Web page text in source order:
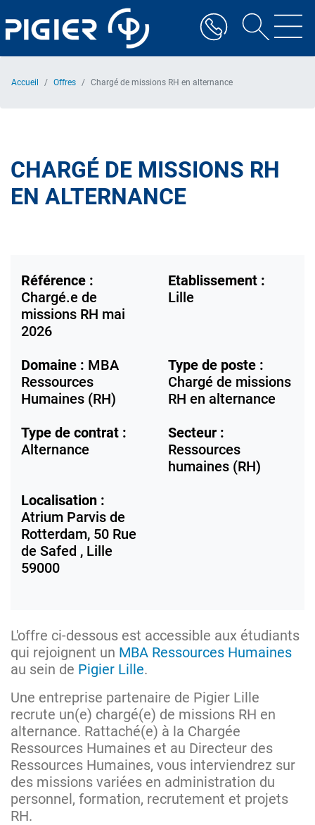
au
contenu
Accueil Offres Chargé de missions RH en alternance
CHARGÉ DE MISSIONS RH
EN ALTERNANCE
Référence :
Chargé.e de
missions RH mai
2026
Etablissement :
Lille
Domaine : MBA
Ressources
Humaines (RH)
Type de poste :
Chargé de missions
RH en alternance
Type de contrat :
Alternance
Secteur :
Ressources
humaines (RH)
Localisation :
Atrium Parvis de
Rotterdam, 50 Rue
de Safed , Lille
59000
L'offre ci-dessous est accessible aux étudiants
qui rejoignent un MBA Ressources Humaines
au sein de Pigier Lille.
Une entreprise partenaire de Pigier Lille
recrute un(e) chargé(e) de missions RH en
alternance. Rattaché(e) à la Chargée
Ressources Humaines et au Directeur des
Ressources Humaines, vous interviendrez sur
des missions variées en administration du
personnel, formation, recrutement et projets
RH.